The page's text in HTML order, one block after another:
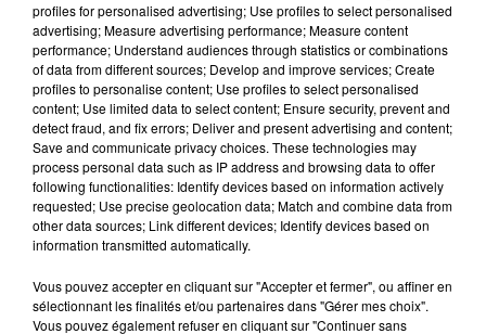
remix du titre « Sans Thème » avec Naza, MHD
Alonzo et Vegedream.
profiles for personalised advertising; Use profiles to select personalised
advertising; Measure advertising performance; Measure content
performance; Understand audiences through statistics or combinations
of data from different sources; Develop and improve services; Create
profiles to personalise content; Use profiles to select personalised
content; Use limited data to select content; Ensure security, prevent and
detect fraud, and fix errors; Deliver and present advertising and content;
Save and communicate privacy choices. These technologies may
process personal data such as IP address and browsing data to offer
following functionalities: Identify devices based on information actively
requested; Use precise geolocation data; Match and combine data from
other data sources; Link different devices; Identify devices based on
information transmitted automatically.
Vous pouvez accepter en cliquant sur "Accepter et fermer", ou affiner en
sélectionnant les finalités et/ou partenaires dans "Gérer mes choix".
Vous pouvez également refuser en cliquant sur "Continuer sans